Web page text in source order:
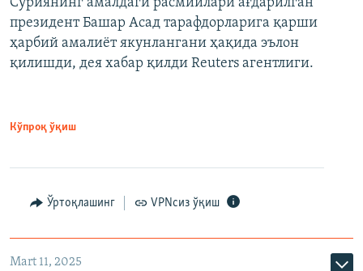
президент Башар Асад тарафдорларига қарши
ҳарбий амалиёт якунлангани ҳақида эълон
қилишди, дея хабар қилди Reuters агентлиги.
Кўпроқ ўқиш
Ўртоқлашинг VPNсиз ўқиш
Mart 11, 2025